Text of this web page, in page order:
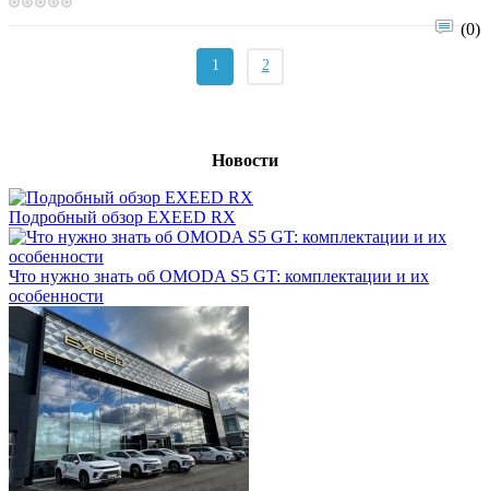
(0)
1 2
Новости
Подробный обзор EXEED RX
Что нужно знать об OMODA S5 GT: комплектации и их
особенности